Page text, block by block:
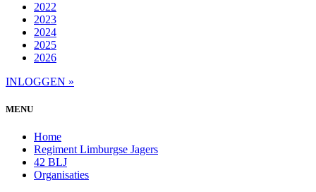
2022
2023
2024
2025
2026
INLOGGEN »
MENU
Home
Regiment Limburgse Jagers
42 BLJ
Organisaties